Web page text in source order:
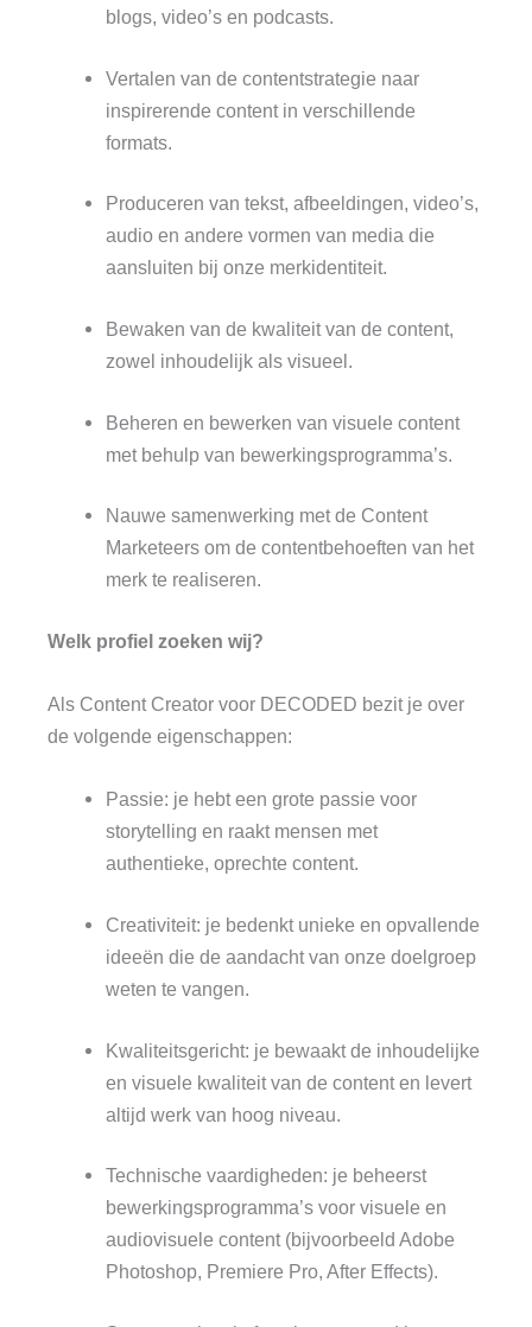
blogs, video’s en podcasts.
Vertalen van de contentstrategie naar
inspirerende content in verschillende
formats.
Produceren van tekst, afbeeldingen, video’s,
audio en andere vormen van media die
aansluiten bij onze merkidentiteit.
Bewaken van de kwaliteit van de content,
zowel inhoudelijk als visueel.
Beheren en bewerken van visuele content
met behulp van bewerkingsprogramma’s.
Nauwe samenwerking met de Content
Marketeers om de contentbehoeften van het
merk te realiseren.
Welk profiel zoeken wij?
Als Content Creator voor DECODED bezit je over
de volgende eigenschappen:
Passie: je hebt een grote passie voor
storytelling en raakt mensen met
authentieke, oprechte content.
Creativiteit: je bedenkt unieke en opvallende
ideeën die de aandacht van onze doelgroep
weten te vangen.
Kwaliteitsgericht: je bewaakt de inhoudelijke
en visuele kwaliteit van de content en levert
altijd werk van hoog niveau.
Technische vaardigheden: je beheerst
bewerkingsprogramma’s voor visuele en
audiovisuele content (bijvoorbeeld Adobe
Photoshop, Premiere Pro, After Effects).